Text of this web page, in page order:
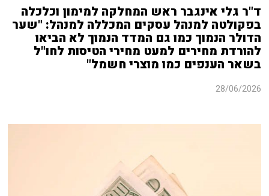
ד"ר גלי אינגבר ראש המחלקה למימון וכלכלה
בפקולטה למנהל עסקים המכללה למנהל: "שער
הדולר הנמוך כמו גם המדד הנמוך לא הביאו
להורדת מחירים למעט מחירי הטיסות לחו"ל
בשאר הענפים כמו מוצרי חשמל"
28/06/2026